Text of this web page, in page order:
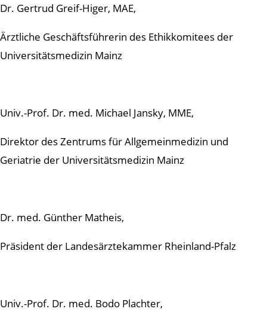
Dr. Gertrud Greif-Higer, MAE,
Ärztliche Geschäftsführerin des Ethikkomitees der
Universitätsmedizin Mainz
Univ.-Prof. Dr. med. Michael Jansky, MME,
Direktor des Zentrums für Allgemeinmedizin und
Geriatrie der Universitätsmedizin Mainz
Dr. med. Günther Matheis,
Präsident der Landesärztekammer Rheinland-Pfalz
Univ.-Prof. Dr. med. Bodo Plachter,